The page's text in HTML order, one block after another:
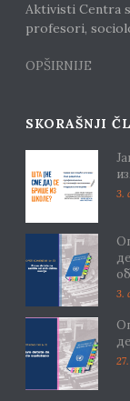
Aktivisti Centra
profesori,
OPŠIRNIJE
SKORAŠNJI
3.
3.